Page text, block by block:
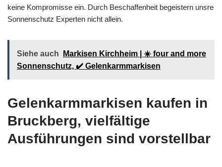
keine Kompromisse ein. Durch Beschaffenheit begeistern unsre
Sonnenschutz Experten nicht allein.
Siehe auch
Markisen Kirchheim | ☀️ four and more
Sonnenschutz, ✔️ Gelenkarmmarkisen
Gelenkarmmarkisen kaufen in
Bruckberg, vielfältige
Ausführungen sind vorstellbar